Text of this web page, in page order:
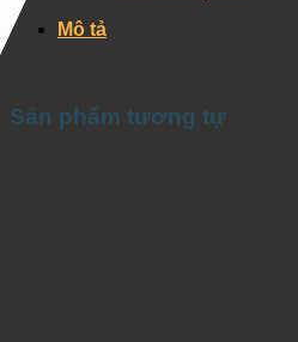
Mô tả
Sản phẩm tương tự